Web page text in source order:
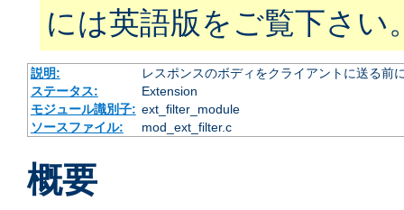
には英語版をご覧下さい
説明:
レスポンスのボディをクライアントに送る前
ステータス:
Extension
モジュール識別子: ext_filter_module
ソースファイル:
mod_ext_filter.c
概要